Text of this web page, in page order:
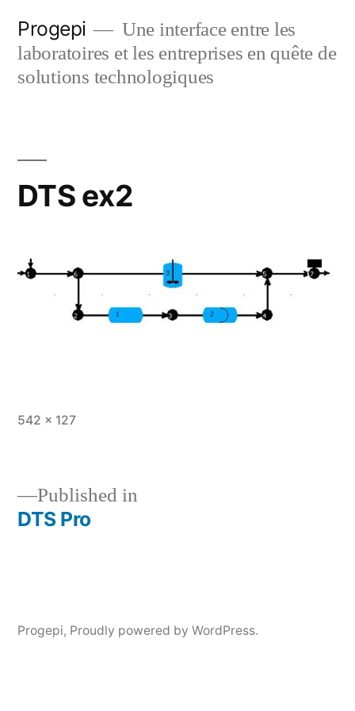
content
Progepi
Une interface entre les
laboratoires et les entreprises en quête de
solutions technologiques
DTS ex2
Full
542 × 127
Post
Published in
DTS Pro
Progepi, Proudly powered by WordPress.